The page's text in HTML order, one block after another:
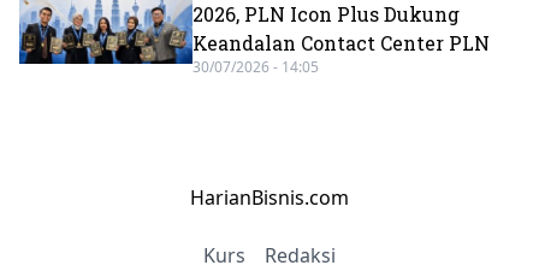
2026, PLN Icon Plus Dukung
Keandalan Contact Center PLN
30/07/2026 - 14:05
HarianBisnis.com
Kurs Redaksi